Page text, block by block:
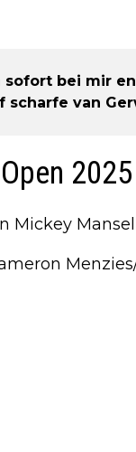
sofort bei mir
scharfe van
Mickey